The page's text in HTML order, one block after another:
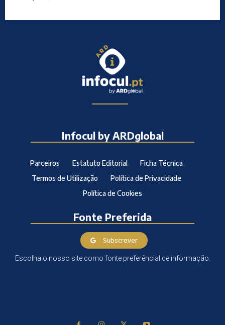
Infocul by ARDglobal
Parceiros Estatuto Editorial
Ficha Técnica
Termos de Utilização
Política de Privacidade
Política de Cookies
Fonte Preferida
Subscrever
Escolha o nosso site como fonte preferêncial de informação.